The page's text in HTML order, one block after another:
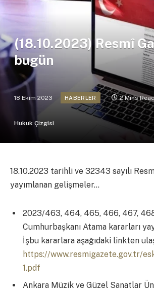
(18.10.2023) Resmî
bugün
18 Ekim 2023 HABERLER 2 Mins
Hukuk Çizgisi
18.10.2023 tarihli ve 32343 sayılı
yayımlanan gelişmeler…
2023/463, 464, 465, 466, 467, 468
Cumhurbaşkanı Atama kararları
İşbu kararlara aşağıdaki linkten
https://www.resmigazete.gov.tr/
1.pdf
Ankara Müzik ve Güzel Sanatlar